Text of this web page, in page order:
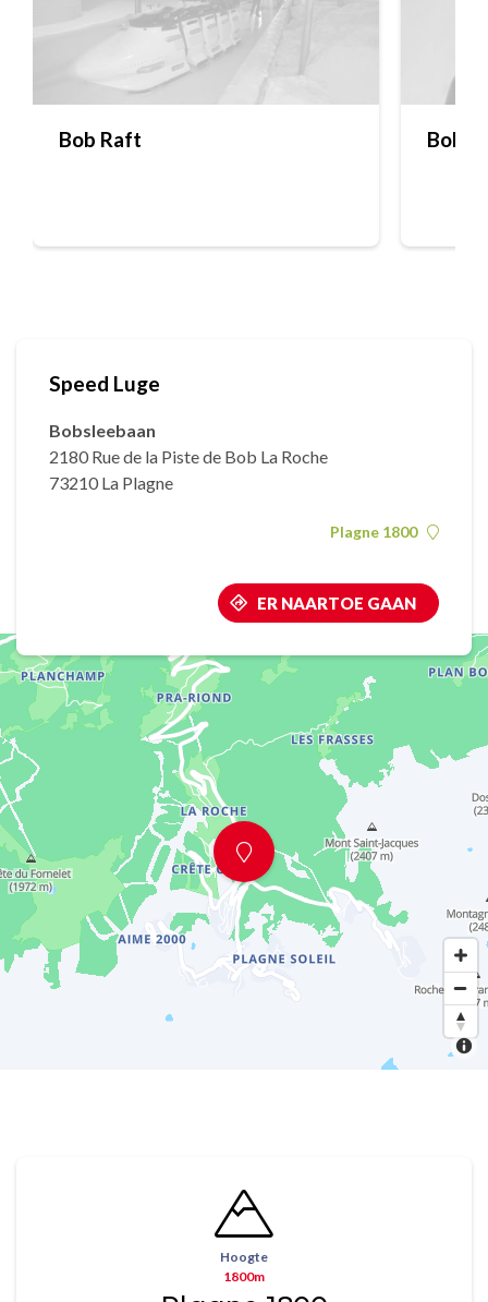
Bob Raft Bob
Speed Luge
Bobsleebaan
2180 Rue de la Piste de Bob La Roche
73210 La Plagne
Plagne 1800
ER NAARTOE GAAN
Hoogte
1800m